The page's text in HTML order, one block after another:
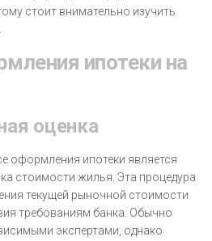
стоит внимательно изучить
ипотеки на
оценка
оформления ипотеки является
стоимости жилья. Эта процедура
текущей рыночной стоимости
требованиям банка. Обычно
экспертами, однако